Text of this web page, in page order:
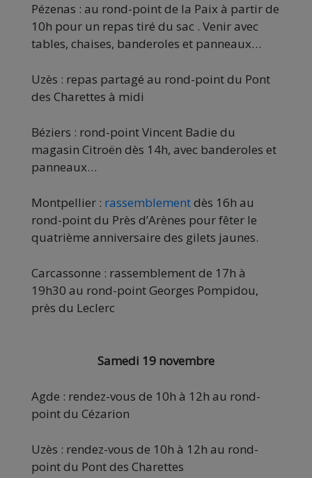
Pézenas : au rond-point de la Paix à partir de
10h pour un repas tiré du sac . Venir avec
tables, chaises, banderoles et panneaux…
Uzès : repas partagé au rond-point du Pont
des Charettes à midi
Béziers : rond-point Vincent Badie du
magasin Citroën dès 14h, avec banderoles et
panneaux…
Montpellier : rassemblementdès 16h au
rond-point du Près d’Arènes pour fêter le
quatrième anniversaire des gilets jaunes.
Carcassonne : rassemblement de 17h à
19h30 au rond-point Georges Pompidou,
près du Leclerc
Samedi 19 novembre
Agde : rendez-vous de 10h à 12h au rond-
point du Cézarion
Uzès : rendez-vous de 10h à 12h au rond-
point du Pont des Charettes